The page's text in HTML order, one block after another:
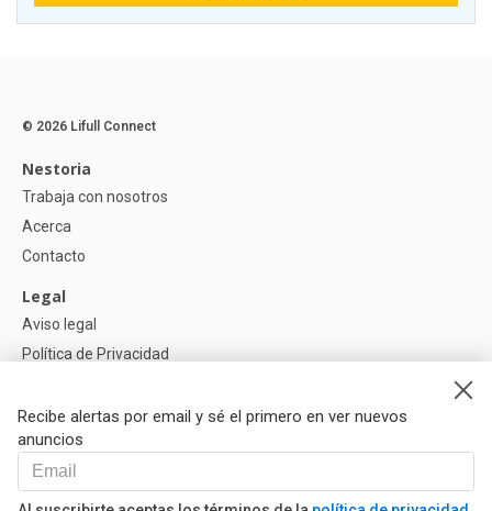
Recibe alertas por email y sé el primero en ver nuevos
anuncios
© 2026 Lifull Connect
Nestoria
Trabaja con nosotros
Acerca
Contacto
Legal
Aviso legal
Política de Privacidad
Ayuda
Preguntas
Nuestros Partners